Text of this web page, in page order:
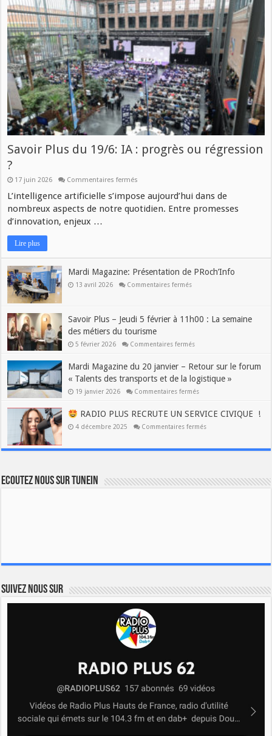
Savoir Plus du 19/6: IA : progrès ou régression
?
17 juin 2026 Commentaires fermés
L’intelligence artificielle s’impose aujourd’hui dans de
nombreux aspects de notre quotidien. Entre promesses
d’innovation, enjeux …
Lire plus
Mardi Magazine: Présentation de PRoch’Info
13 avril 2026 Commentaires fermés
Savoir Plus – Jeudi 5 février à 11h00 : La semaine
des métiers du tourisme
5 février 2026 Commentaires fermés
Mardi Magazine du 20 janvier – Retour sur le forum
« Talents des transports et de la logistique »
19 janvier 2026 Commentaires fermés
RADIO PLUS RECRUTE UN SERVICE CIVIQUE !
4 décembre 2025 Commentaires fermés
Ecoutez nous sur TuneIn
Suivez nous sur